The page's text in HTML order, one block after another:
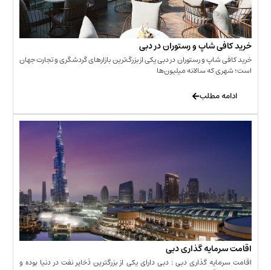
شاپ و رستوران در دبی
و رستوران در دبی یکی از بزرگ‌ترین بازارهای گردشگری و تجارت جهان
سالانه میلیون‌ها
گذاری دبی
گذاری دبی : دبی دارای یکی از بزرگترین ذخایر نفت در دنیا بوده و